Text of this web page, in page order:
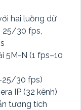
hai luồng dữ
25/30 fps,
5M-N (1 fps–10
30 fps)
IP (32 kênh)
tương tích